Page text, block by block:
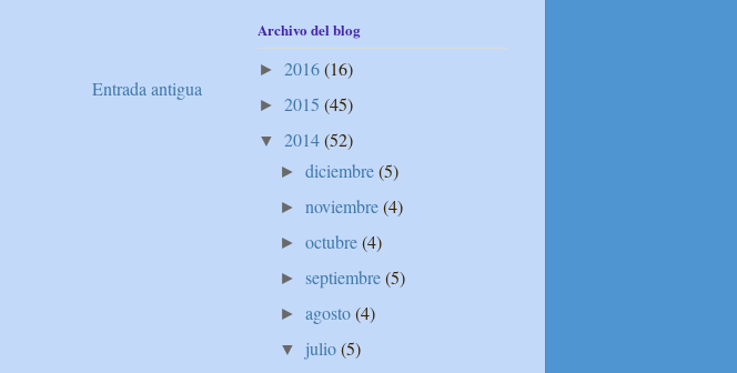
Entrada antigua
Archivo del blog
► 2016(16)
► 2015 (45)
▼ 2014(52)
►diciembre(5)
►noviembre(4)
►octubre(4)
► septiembre(5)
►agosto(4)
▼ julio(5)